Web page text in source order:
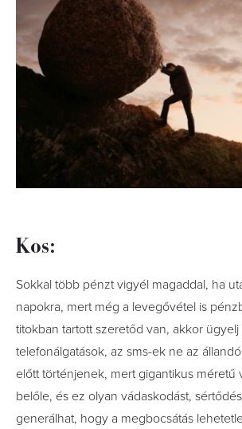
Kos:
Sokkal több pénzt vigyél magaddal, ha
napokra, mert még a levegővétel is
titokban tartott szeretőd van, akkor ügyelj
telefonálgatások, az sms-ek ne az
előtt történjenek, mert gigantikus méretű
belőle, és ez olyan vádaskodást,
generálhat, hogy a megbocsátás